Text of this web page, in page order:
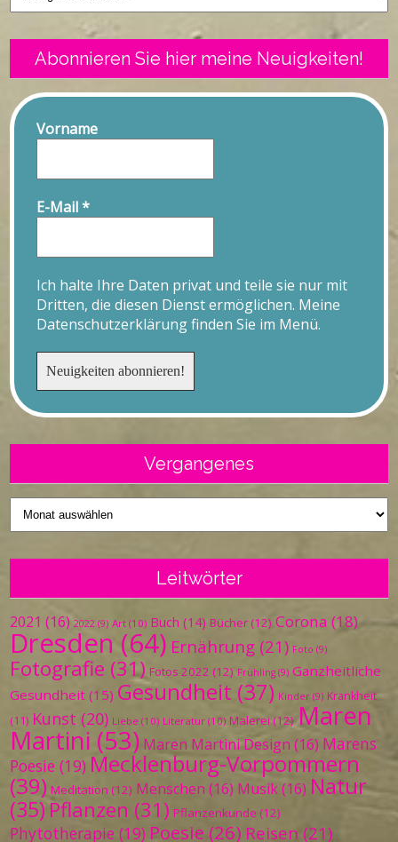
Abonnieren Sie hier meine Neuigkeiten!
Vorname
E-Mail*
Ich halte Ihre Daten privat und teile sie nur mit
Dritten, die diesen Dienst ermöglichen. Meine
Datenschutzerklärung finden Sie im Menü.
Vergangenes
Vergangenes
Leitwörter
2021 (16) 2022 (9) Art (10) Buch (14) Bücher (12) Corona (18)
Dresden (64) Ernährung (21) Foto (9)
Fotografie (31) Fotos 2022 (12) Frühling (9) Ganzheitliche
Gesundheit (15) Gesundheit (37) Kinder (9) Krankheit
(11) Kunst (20) Liebe (10) Literatur (10) Malerei (12) Maren
Martini (53) Maren Martini Design (16) Marens
Poesie (19) Mecklenburg-Vorpommern
(39) Meditation (12) Menschen (16) Musik(16) Natur
(35) Pflanzen (31) Pflanzenkunde (12)
Phytotherapie (19) Poesie (26) Reisen (21)